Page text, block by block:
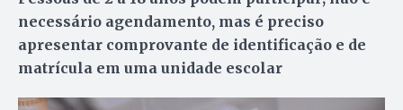
necessário agendamento, mas é preciso
apresentar comprovante de identificação e de
matrícula em uma unidade escolar